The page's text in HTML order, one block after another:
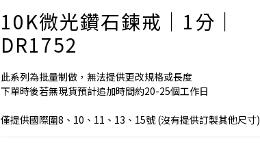
10K微光鑽石鍊戒｜1分｜
DR1752
此系列為批量制做，無法提供更改規格或長度
下單時後若無現貨預計追加時間約20-25個工作日
僅提供國際圍8、10、11、13、15號 (沒有提供訂製其他尺寸)